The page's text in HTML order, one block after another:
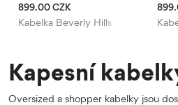
Kabelka Beverly Hills Polo Club
899.00 CZK
Kapesní
Oversized a shopper kabelky jsou